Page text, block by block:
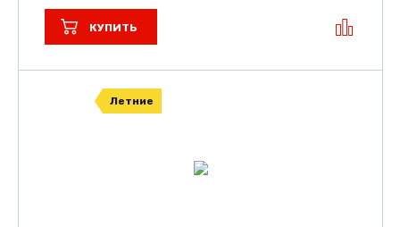
КУПИТЬ
Летние